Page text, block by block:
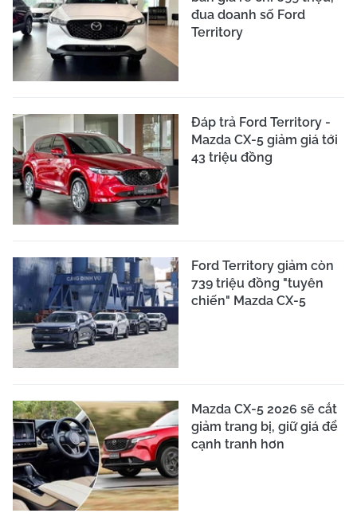
đua doanh số Ford
Territory
Đáp trả Ford Territory -
Mazda CX-5 giảm giá tới
43 triệu đồng
Ford Territory giảm còn
739 triệu đồng "tuyên
chiến" Mazda CX-5
Mazda CX-5 2026 sẽ cắt
giảm trang bị, giữ giá để
cạnh tranh hơn